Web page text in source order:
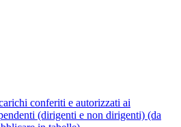
conferiti e autorizzati ai
(dirigenti e non dirigenti) (da